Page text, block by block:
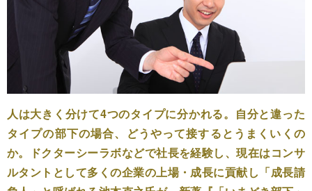
人は大きく分けて4つのタイプに分かれる。自分と違った
タイプの部下の場合、どうやって接するとうまくいくの
か。ドクターシーラボなどで社長を経験し、現在はコンサ
ルタントとして多くの企業の上場・成長に貢献し「成長請